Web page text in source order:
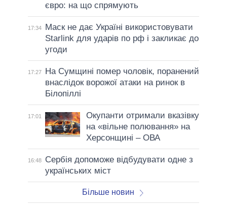
євро: на що спрямують
17:34
Маск не дає Україні використовувати
Starlink для ударів по рф і закликає до
угоди
17:27
На Сумщині помер чоловік, поранений
внаслідок ворожої атаки на ринок в
Білопіллі
17:01
Окупанти отримали вказівку
на «вільне полювання» на
Херсонщині – ОВА
16:48
Сербія допоможе відбудувати одне з
українських міст
Більше новин